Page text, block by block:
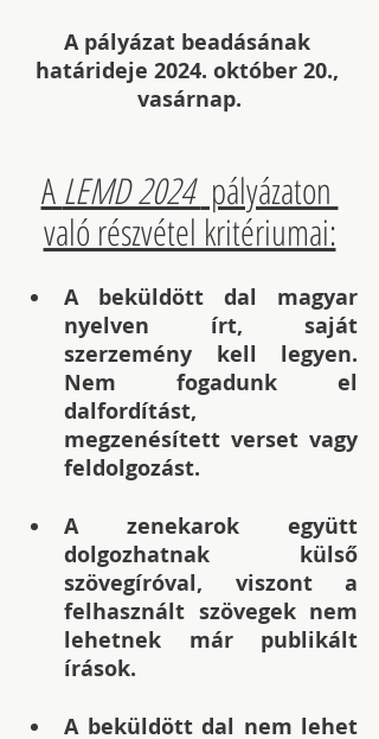
A pályázat beadásának
határideje 2024. október 20.,
vasárnap.
A LEMD 2024 pályázaton
való részvétel kritériumai:
A beküldött dal magyar
nyelven írt, saját
szerzemény kell legyen.
Nem fogadunk el
dalfordítást,
megzenésített verset vagy
feldolgozást.
A zenekarok együtt
dolgozhatnak külső
szövegíróval, viszont a
felhasznált szövegek nem
lehetnek már publikált
írások.
A beküldött dal nem lehet